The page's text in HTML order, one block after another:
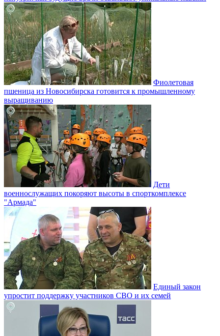
Фиолетовая
пшеница из Новосибирска готовится к промышленному
выращиванию
Дети
военнослужащих покоряют высоты в спорткомплексе
"Армада"
Единый закон
упростит поддержку участников СВО и их семей